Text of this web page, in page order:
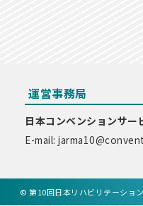
運営事務局
日本コンベンションサー
E-mail:
© 第10回日本リハビリテーショ